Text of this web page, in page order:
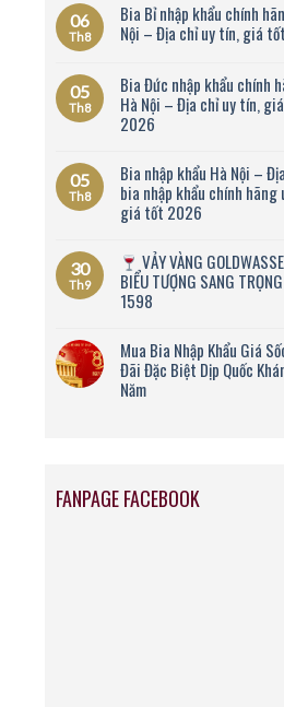
06
Th8
Bia Bỉ nhập khẩu chính
Nội – Địa chỉ uy tín, giá
05
Th8
Bia Đức nhập khẩu chính
Hà Nội – Địa chỉ uy tín,
2026
05
Th8
Bia nhập khẩu Hà Nội –
bia nhập khẩu chính hãng
giá tốt 2026
30
Th9
VẢY VÀNG
BIỂU TƯỢNG SANG
1598
Mua Bia Nhập Khẩu Giá
Đãi Đặc Biệt Dịp Quốc
Năm
FANPAGE FACEBOOK